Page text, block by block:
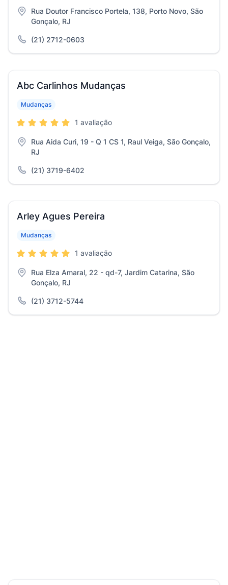
Rua Doutor Francisco Portela, 138, Porto Novo, São
Gonçalo, RJ
(21) 2712-0603
Abc Carlinhos Mudanças
Mudanças
1 avaliação
Rua Aida Curi, 19 - Q 1 CS 1, Raul Veiga, São Gonçalo,
RJ
(21) 3719-6402
Arley Agues Pereira
Mudanças
1 avaliação
Rua Elza Amaral, 22 - qd-7, Jardim Catarina, São
Gonçalo, RJ
(21) 3712-5744